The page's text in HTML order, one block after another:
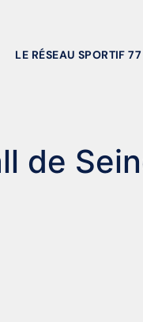
LE RÉSEAU SPORTIF 77
de